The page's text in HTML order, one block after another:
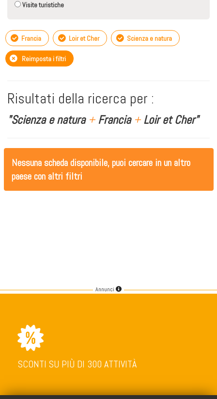
Visite turistiche
Francia Loir et Cher Scienza e natura
Reimposta i filtri
Risultati della ricerca per :
"Scienza e natura +Francia +Loir et Cher"
Nessuna scheda disponibile, puoi cercare in un altro
paese con altri filtri
Annunci
SCONTI SU PIÙ DI 300 ATTIVITÀ